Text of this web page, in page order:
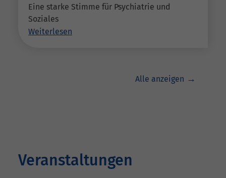
Eine starke Stimme für Psychiatrie und
Soziales
Weiterlesen
Alle anzeigen
Veranstaltungen